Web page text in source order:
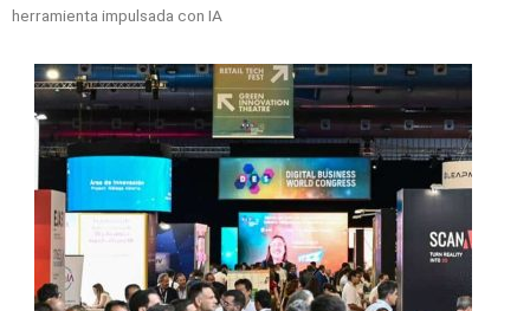
herramienta impulsada con IA